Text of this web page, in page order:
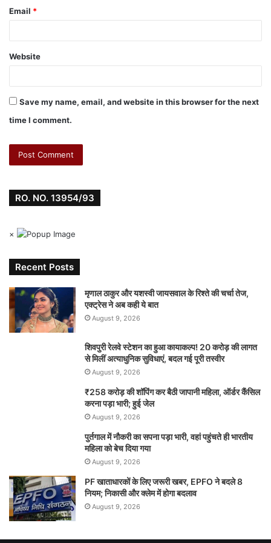
Email *
Website
Save my name, email, and website in this browser for the next
time I comment.
RO. NO. 13954/93
×
Recent Posts
मृणाल ठाकुर और यशस्वी जायसवाल के रिश्ते की चर्चा तेज,
एक्ट्रेस ने अब कही ये बात
August 9, 2026
शिवपुरी रेलवे स्टेशन का हुआ कायाकल्प! 20 करोड़ की लागत
से मिलीं अत्याधुनिक सुविधाएं, बदल गई पूरी तस्वीर
August 9, 2026
₹258 करोड़ की शॉपिंग कर बैठी जापानी महिला, ऑर्डर कैंसिल
करना पड़ा भारी; हुई जेल
August 9, 2026
पुर्तगाल में नौकरी का सपना पड़ा भारी, वहां पहुंचते ही भारतीय
महिला को बेच दिया गया
August 9, 2026
PF खाताधारकों के लिए जरूरी खबर, EPFO ने बदले 8
नियम; निकासी और क्लेम में होगा बदलाव
August 9, 2026